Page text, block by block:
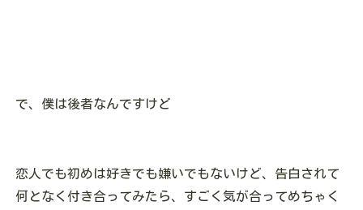
で、僕は後者なんですけど
恋人でも初めは好きでも嫌いでもないけど、告白されて
何となく付き合ってみたら、すごく気が合ってめちゃく